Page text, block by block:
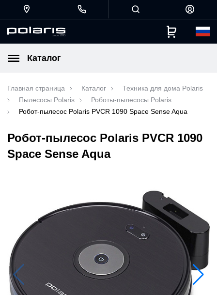
Каталог
Главная страница Каталог
Техника для дома Polaris
Пылесосы Polaris
Роботы-пылесосы Polaris
Робот-пылесос Polaris PVCR 1090 Space Sense Aqua
Робот-пылесос Polaris PVCR 1090
Space Sense Aqua